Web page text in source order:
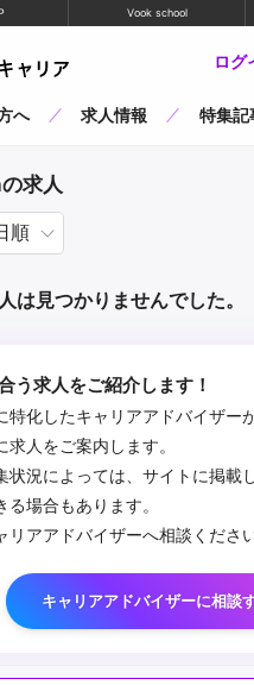
Vook school
ログ
へ 求人情報 特集記
求人
は見つかりませんでした。
う求人をご紹介します！
特化したキャリアアドバイザー
求人をご案内します。
状況によっては、サイトに掲載
る場合もあります。
リアアドバイザーへ相談ください
キャリアアドバイザーに相談